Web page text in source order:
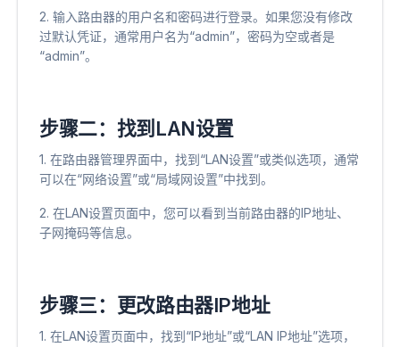
2. 输入路由器的用户名和密码进行登录。如果您没有修改
过默认凭证，通常用户名为“admin”，密码为空或者是
“admin”。
步骤二：找到LAN设置
1. 在路由器管理界面中，找到“LAN设置”或类似选项，通常
可以在“网络设置”或“局域网设置”中找到。
2. 在LAN设置页面中，您可以看到当前路由器的IP地址、
子网掩码等信息。
步骤三：更改路由器IP地址
1. 在LAN设置页面中，找到“IP地址”或“LAN IP地址”选项，